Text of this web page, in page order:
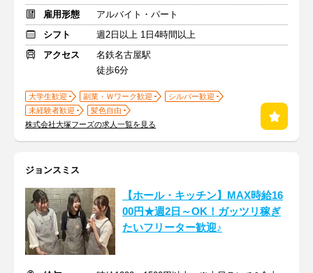
雇用形態
アルバイト・パート
シフト
週2日以上 1日4時間以上
アクセス
名鉄名古屋駅
徒歩6分
大学生歓迎 副業・Ｗワーク歓迎
シルバー歓迎
未経験者歓迎
髪色自由
株式会社大塚フーズの求人一覧を見る
ジョンスミス
【ホール・キッチン】MAX時給16
00円★週2日～OK！ガッツリ稼ぎ
たいフリーター歓迎♪